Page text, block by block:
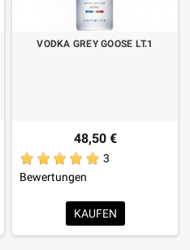
VODKA GREY GOOSE LT.1
48,50 €
3
Bewertungen
KAUFEN